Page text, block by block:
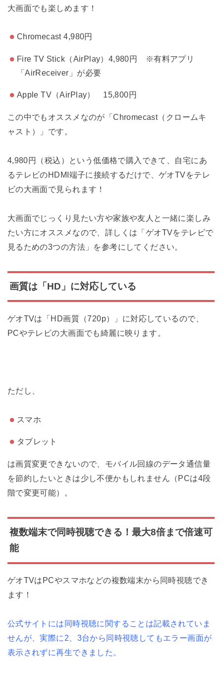
大画面でも楽しめます！
Chromecast 4,980円
Fire TV Stick（AirPlay）4,980円 ※有料アプリ
「AirReceiver」が必要
Apple TV（AirPlay） 15,800円
この中でもオススメなのが「Chromecast（クロームキ
ャスト）」です。
4,980円（税込）という低価格で購入できて、自宅にあ
るテレビのHDMI端子に接続するだけで、ゲオTVをテレ
ビの大画面で見られます！
大画面でじっくり見たい方や家族や友人と一緒に楽しみ
たい方にオススメなので、詳しくは「ゲオTVをテレビで
見るための3つの方法」を参考にしてください。
画質は「HD」に対応している
ゲオTVは「HD画質（720p）」に対応しているので、
PCやテレビの大画面でも綺麗に映ります。
ただし、
スマホ
タブレット
は画質変更できないので、モバイル回線のデータ通信量
を節約したいときは少し不便かもしれません（PCは4段
階で変更可能）。
複数端末で同時視聴できる！最大8倍まで倍速可
能
ゲオTVはPCやスマホなどの複数端末から同時視聴でき
ます！
公式サイトには同時視聴に関することは記載されていま
せんが、実際に2、3台から同時視聴してもエラー画面が
表示されずに再生できました。